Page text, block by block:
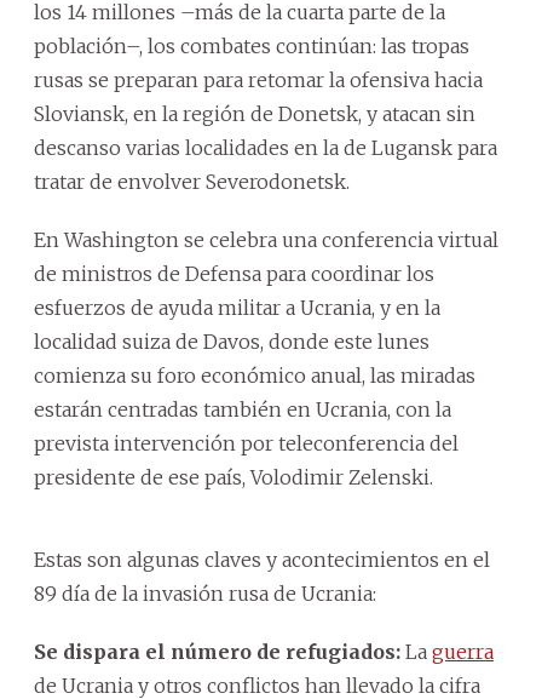
los 14 millones –más de la cuarta parte de la
población–, los combates continúan: las tropas
rusas se preparan para retomar la ofensiva hacia
Sloviansk, en la región de Donetsk, y atacan sin
descanso varias localidades en la de Lugansk para
tratar de envolver Severodonetsk.
En Washington se celebra una conferencia virtual
de ministros de Defensa para coordinar los
esfuerzos de ayuda militar a Ucrania, y en la
localidad suiza de Davos, donde este lunes
comienza su foro económico anual, las miradas
estarán centradas también en Ucrania, con la
prevista intervención por teleconferencia del
presidente de ese país, Volodimir Zelenski.
Estas son algunas claves y acontecimientos en el
89 día de la invasión rusa de Ucrania:
Se dispara el número de refugiados: La guerra
de Ucrania y otros conflictos han llevado la cifra